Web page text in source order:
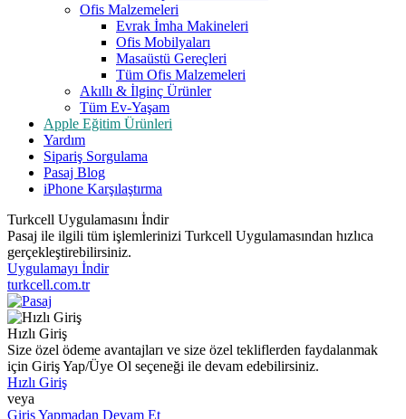
Ofis Malzemeleri
Evrak İmha Makineleri
Ofis Mobilyaları
Masaüstü Gereçleri
Tüm Ofis Malzemeleri
Akıllı & İlginç Ürünler
Tüm Ev-Yaşam
Apple Eğitim Ürünleri
Yardım
Sipariş Sorgulama
Pasaj Blog
iPhone Karşılaştırma
Turkcell Uygulamasını İndir
Pasaj ile ilgili tüm işlemlerinizi Turkcell Uygulamasından hızlıca
gerçekleştirebilirsiniz.
Uygulamayı İndir
turkcell.com.tr
Hızlı Giriş
Size özel ödeme avantajları ve size özel tekliflerden faydalanmak
için Giriş Yap/Üye Ol seçeneği ile devam edebilirsiniz.
Hızlı Giriş
veya
Giriş Yapmadan Devam Et